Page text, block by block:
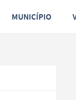
MUNICÍPIO